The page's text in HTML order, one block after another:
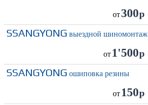
от300р
SSANGYONG выездной шиномонтаж
от 1'500р
SSANGYONG ошиповка резины
от 150р